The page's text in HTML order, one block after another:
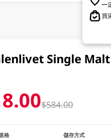
一
買
Single
$584.00
格
儲存方式